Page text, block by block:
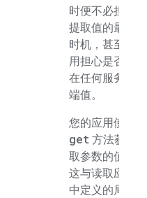
时便不必担心
提取值的最佳
时机，甚至不
用担心是否存
在任何服务器
端值。
您的应用使用
get 方法获
取参数的值，
这与读取应用
中定义的局部